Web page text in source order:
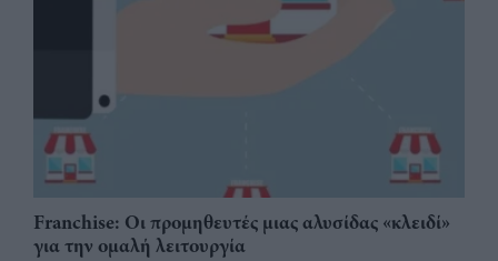
Franchise: Οι προμηθευτές μιας αλυσίδας «κλειδί»
για την ομαλή λειτουργία